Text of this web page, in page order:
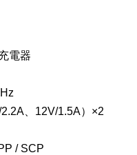
電器
、12V/1.5A）×2
/ SCP